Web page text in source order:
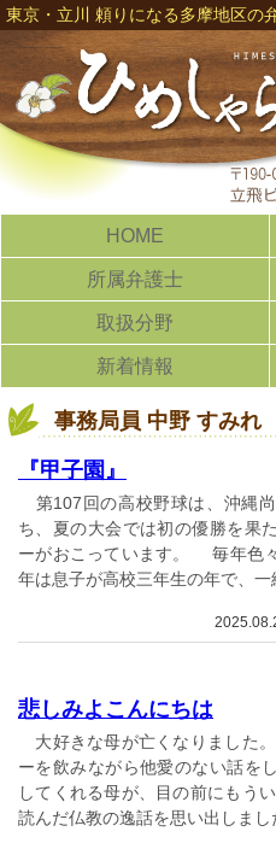
東京・立川 頼りになる多摩地区の
HOME
所属弁護士
取扱分野
新着情報
事務局員 中野 すみれ
『甲子園』
第107回の高校野球は、沖縄
ち、夏の大会では初の優勝を果
ーがおこっています。 毎年色
年は息子が高校三年生の年で、一
悲しみよこんにちは
大好きな母が亡くなりました
ーを飲みながら他愛のない話を
してくれる母が、目の前にも
読んだ仏教の逸話を思い出しま